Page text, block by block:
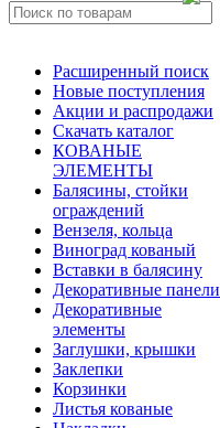
Расширенный поиск
Новые поступления
Акции и распродажи
Скачать каталог
КОВАНЫЕ
ЭЛЕМЕНТЫ
Балясины, стойки
ограждений
Вензеля, кольца
Виноград кованый
Вставки в балясину
Декоративные панели
Декоративные
элементы
Заглушки, крышки
Заклепки
Корзинки
Листья кованые